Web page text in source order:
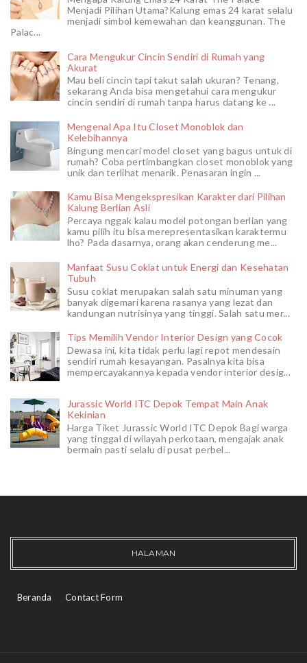
Menjadi Pilihan Utama?Kalung emas 24 karat selalu
menjadi simbol kemewahan dan keanggunan. The
Palac...
Cara Mengukur Cincin Sendiri di Rumah yang
Akurat
Mau beli cincin tapi takut salah ukuran? Tenang,
sekarang Anda bisa mengetahui cara mengukur
cincin sendiri di rumah tanpa harus datang ke ...
Mengenal Apa Itu Closet Monoblok dan
Kelebihannya
Bingung mencari model closet yang bagus untuk di
rumah? Coba pertimbangkan closet monoblok yang
unik dan terlihat menarik. Penasaran ingin ...
Kamu Bisa Mengekspresikan Karakter dari Pilihan
Kalung Berlian Asli
Percaya nggak kalau model potongan berlian yang
kamu pilih itu bisa merepresentasikan karaktermu
lho? Pada dasarnya, orang akan cenderung me...
Manfaat Susu Coklat untuk Energi dan Kesehatan
Tubuh
Susu coklat merupakan salah satu minuman yang
banyak digemari karena rasanya yang lezat dan
kandungan nutrisinya yang tinggi. Salah satu mer...
Tips Memilih Vendor Interior Design yang Cocok
Dewasa ini, kita tidak perlu lagi repot mendesain
sendiri rumah kesayangan. Pasalnya kita bisa
mempercayakannya kepada vendor interior desig...
Jurassic World ITC Depok Tempat Main Anak
Kekinian
Harga Tiket Jurassic World ITC Depok Bagi warga
yang tinggal di wilayah perkotaan, mengajak anak
bermain pasti selalu di pusat perbel...
HALAMAN
Beranda Contact Form